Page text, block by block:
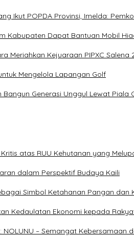
Ikut POPDA Provinsi, Imelda:
Kabupaten Dapat Bantuan Mobil
Meriahkan Kejuaraan PIPXC Salena
Mengelola Lapangan Golf
Generasi Unggul Lewat Piala
atas RUU Kehutanan yang
dalam Perspektif Budaya Kaili
Simbol Ketahanan Pangan dan
Kedaulatan Ekonomi kepada
– Semangat Kebersamaan